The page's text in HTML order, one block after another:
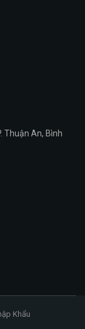
Thuận An, Bình
Khẩu